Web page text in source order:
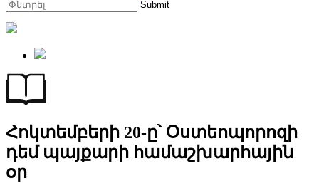
Հոկտեմբերի 20-ը՝ Օստեոպորոզի
դեմ պայքարի համաշխարհային
օր